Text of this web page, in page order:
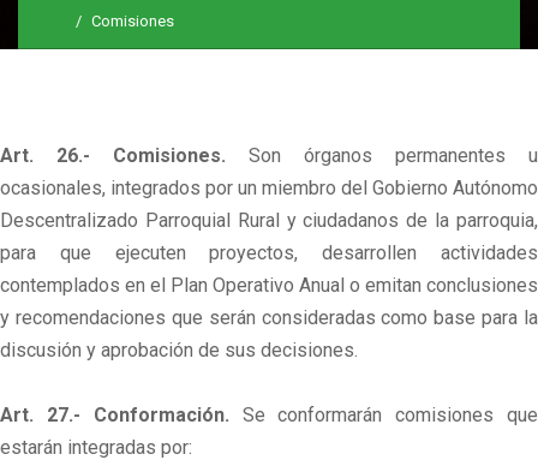
Comisiones
Art. 26.- Comisiones. Son órganos permanentes u
ocasionales, integrados por un miembro del Gobierno Autónomo
Descentralizado Parroquial Rural y ciudadanos de la parroquia,
para que ejecuten proyectos, desarrollen actividades
contemplados en el Plan Operativo Anual o emitan conclusiones
y recomendaciones que serán consideradas como base para la
discusión y aprobación de sus decisiones.
Art. 27.- Conformación. Se conformarán comisiones que
estarán integradas por: